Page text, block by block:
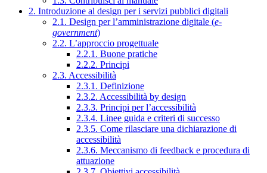
2. Introduzione al design per i servizi pubblici digitali
2.1. Design per l’amministrazione digitale (e-
government)
2.2. L’approccio progettuale
2.2.1. Buone pratiche
2.2.2. Principi
2.3. Accessibilità
2.3.1. Definizione
2.3.2. Accessibilità by design
2.3.3. Principi per l’accessibilità
2.3.4. Linee guida e criteri di successo
2.3.5. Come rilasciare una dichiarazione di
accessibilità
2.3.6. Meccanismo di feedback e procedura di
attuazione